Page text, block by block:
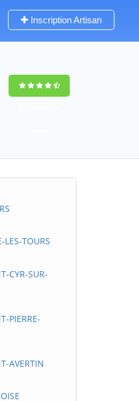
Inscription Artisan
TOURS
CYR-SUR-
PIERRE-
AVERTIN